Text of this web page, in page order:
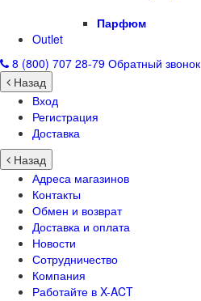
Парфюм
Outlet
8 (800) 707 28-79 Обратный звонок
Назад
Вход
Регистрация
Доставка
Назад
Адреса магазинов
Контакты
Обмен и возврат
Доставка и оплата
Новости
Сотрудничество
Компания
Работайте в X-ACT